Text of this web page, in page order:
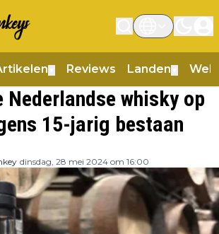
Reviews Landen
Nederlandse whisky op
15-jarig bestaan
dinsdag, 28 mei 2024 om 16:00